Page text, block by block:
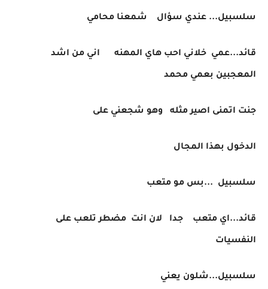
سلسبيل... عندي سؤال شمعنا محامي
قائد...عمي خلاني احب هاي المهنه اني من اشد
المعجبين بعمي محمد
جنت اتمنى اصير مثله وهو شجعني على
الدخول بهذا المجال
سلسبيل ...بس مو متعب
قائد...اي متعب جدا لان انت مضطر تلعب على
النفسيات
سلسبيل...شلون يعني